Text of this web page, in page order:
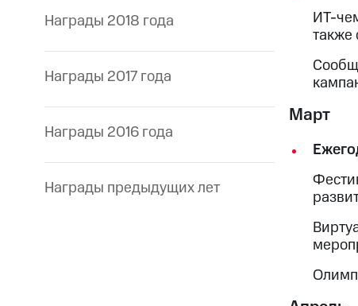
Награды 2018 года
Награды 2017 года
Награды 2016 года
Награды предыдущих лет
ИТ-
также
Март